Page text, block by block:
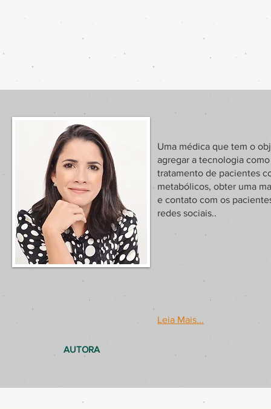
Uma médica que tem o
agregar a tecnologia
tratamento de pacientes
metabólicos, obter uma
e contato com os
redes sociais..
Leia Mais...
AUTORA